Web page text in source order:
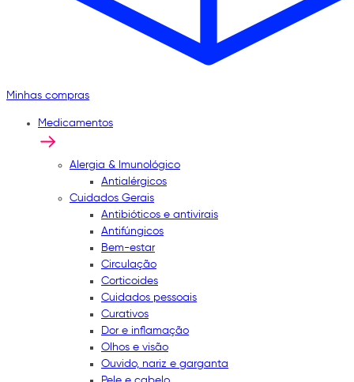
Minhas compras
Medicamentos
Alergia & Imunológico
Antialérgicos
Cuidados Gerais
Antibióticos e antivirais
Antifúngicos
Bem-estar
Circulação
Corticoides
Cuidados pessoais
Curativos
Dor e inflamação
Olhos e visão
Ouvido, nariz e garganta